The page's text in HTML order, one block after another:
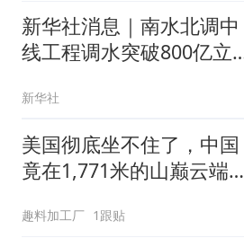
新华社消息｜南水北调中
线工程调水突破800亿立
新华社
美国彻底坐不住了，中国
竟在1,771米的山巅云端，
趣料加工厂 1跟贴